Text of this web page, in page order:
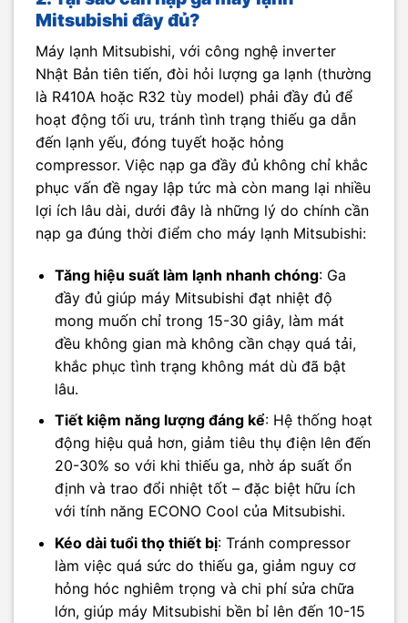
Mitsubishi đầy đủ?
Máy lạnh Mitsubishi, với công nghệ inverter
Nhật Bản tiên tiến, đòi hỏi lượng ga lạnh (thường
là R410A hoặc R32 tùy model) phải đầy đủ để
hoạt động tối ưu, tránh tình trạng thiếu ga dẫn
đến lạnh yếu, đóng tuyết hoặc hỏng
compressor. Việc nạp ga đầy đủ không chỉ khắc
phục vấn đề ngay lập tức mà còn mang lại nhiều
lợi ích lâu dài, dưới đây là những lý do chính cần
nạp ga đúng thời điểm cho máy lạnh Mitsubishi:
Tăng hiệu suất làm lạnh nhanh chóng: Ga
đầy đủ giúp máy Mitsubishi đạt nhiệt độ
mong muốn chỉ trong 15-30 giây, làm mát
đều không gian mà không cần chạy quá tải,
khắc phục tình trạng không mát dù đã bật
lâu.
Tiết kiệm năng lượng đáng kể: Hệ thống hoạt
động hiệu quả hơn, giảm tiêu thụ điện lên đến
20-30% so với khi thiếu ga, nhờ áp suất ổn
định và trao đổi nhiệt tốt – đặc biệt hữu ích
với tính năng ECONO Cool của Mitsubishi.
Kéo dài tuổi thọ thiết bị: Tránh compressor
làm việc quá sức do thiếu ga, giảm nguy cơ
hỏng hóc nghiêm trọng và chi phí sửa chữa
lớn, giúp máy Mitsubishi bền bỉ lên đến 10-15